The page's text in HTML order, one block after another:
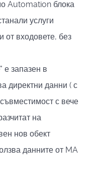
Automation блока
услуги
от входовете, без
е запазен в
директни данни ( с
с вече
на
нов обект
данните от MA